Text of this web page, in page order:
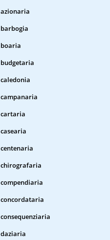
azionaria
barbogia
boaria
budgetaria
caledonia
campanaria
cartaria
casearia
centenaria
chirografaria
compendiaria
concordataria
consequenziaria
daziaria